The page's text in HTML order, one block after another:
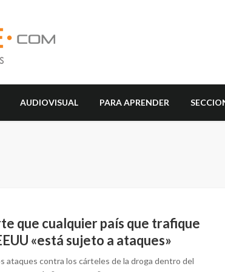
AUDIOVISUAL PARA APRENDER
que cualquier país que trafique
«está sujeto a ataques»
ataques contra los cárteles de la droga dentro del